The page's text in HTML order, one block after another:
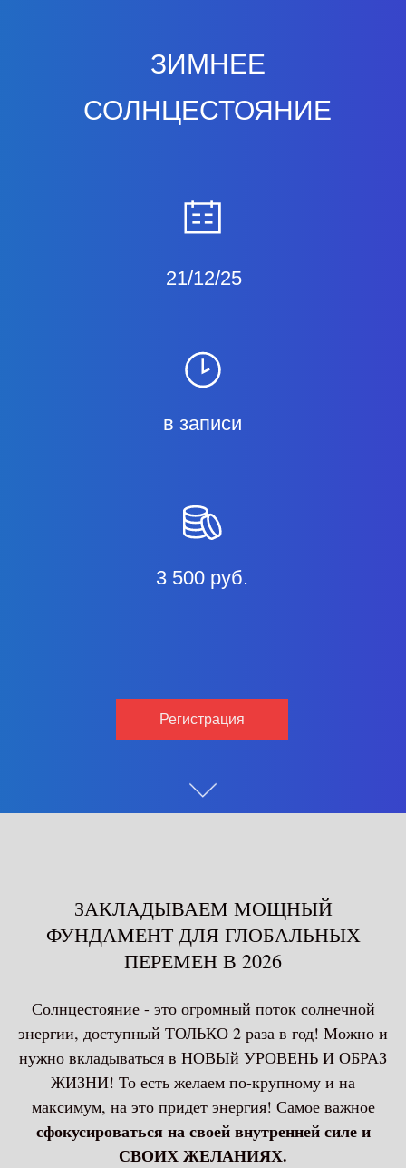
ЗИМНЕЕ
СОЛНЦЕСТОЯНИЕ
Регистрация
21/12/25
в записи
3 500 руб.
ЗАКЛАДЫВАЕМ МОЩНЫЙ
ФУНДАМЕНТ ДЛЯ ГЛОБАЛЬНЫХ
ПЕРЕМЕН В 2026
Солнцестояние - это огромный поток солнечной
энергии, доступный ТОЛЬКО 2 раза в год! Можно и
нужно вкладываться в НОВЫй УРОВЕНЬ И ОБРАЗ
ЖИЗНИ! То есть желаем по-крупному и на
максимум, на это придет энергия! Самое важное
сфокусироваться на своей внутренней силе и
СВОИХ ЖЕЛАНИЯХ.